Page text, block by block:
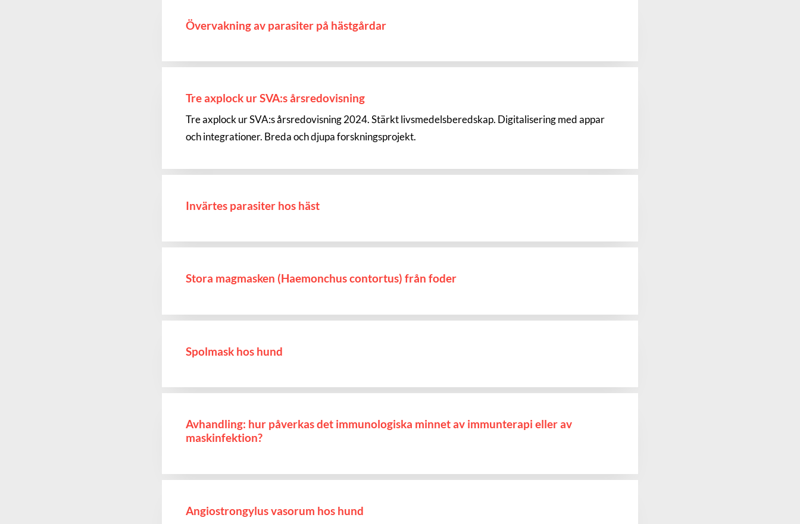
Övervakning av parasiter på hästgårdar
Tre axplock ur SVA:s årsredovisning
Tre axplock ur SVA:s årsredovisning 2024. Stärkt livsmedelsberedskap. Digitalisering med appar
och integrationer. Breda och djupa forskningsprojekt.
Invärtes parasiter hos häst
Stora magmasken (Haemonchus contortus) från foder
Spolmask hos hund
Avhandling: hur påverkas det immunologiska minnet av immunterapi eller av
maskinfektion?
Angiostrongylus vasorum hos hund